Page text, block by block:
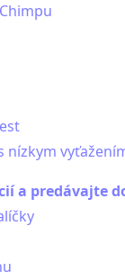
nízkym
a predávajte